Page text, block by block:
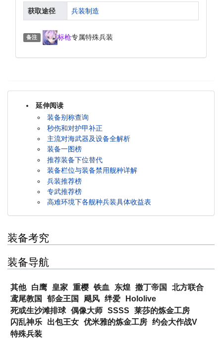
获取途径 兵装制造
备注 标枪专属特殊兵装
延伸阅读
装备别称查询
秒伤和对护甲补正
主流对海武器及设备全解析
装备一图榜
推荐装备下位替代
装备栏位与装备禁用舰种详解
兵装推荐榜
专武推荐榜
高难环境下各舰种兵装具体收益表
装备考究
装备导航
其他 白鹰 皇家 重樱 铁血 东煌 撒丁帝国
北方联合
鸢尾教国
郁金王国 飓风 绊爱
Hololive
死或生沙滩排球 偶像大师 SSSS
莱莎的炼金工房
闪乱神乐
出包王女 优米雅的炼金工房 约会大作战V
特殊兵装